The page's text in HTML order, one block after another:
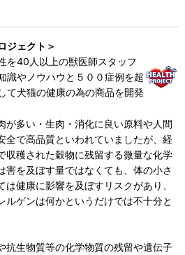
ジェクト＞
を40人以上の獣医師スタッフ
識やノウハウと５００症例を超
て犬猫の健康の為の商品を開発
が多い・生肉・消化に良い原料や人間
全で高品質といわれていましたが、経
収穫された穀物に残留する微量な化学
害を及ぼす量ではなくても、体の小さ
健康に影響を及ぼすリスクがあり、
ルゲンは何かというだけでは不十分と
抗生物質等の化学物質の残留や遺伝子